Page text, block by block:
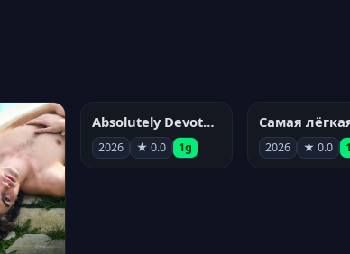
Absolutely Devoted to You
2026 ★ 0.0 1g 2026 ★ 0.0